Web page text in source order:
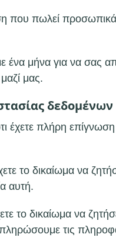
που πωλεί
ένα μήνα για να σας
μας.
δεδομένων
έχετε πλήρη
το δικαίωμα να
αυτή.
το δικαίωμα να
τις